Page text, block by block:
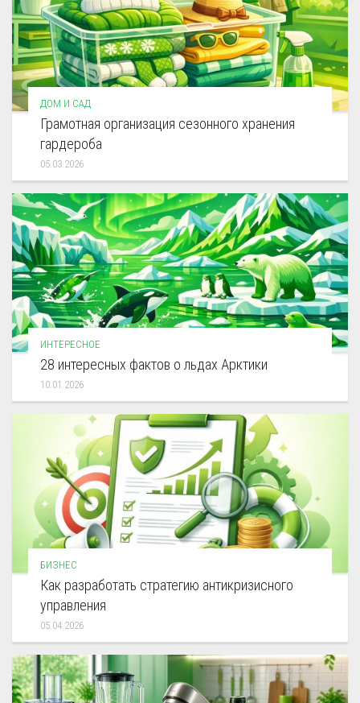
ДОМ И САД
Грамотная организация сезонного хранения
гардероба
05.03.2026
ИНТЕРЕСНОЕ
28 интересных фактов о льдах Арктики
10.01.2026
БИЗНЕС
Как разработать стратегию антикризисного
управления
05.04.2026